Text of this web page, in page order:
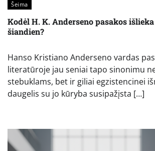
Šeima
Kodėl H. K. Anderseno pasakos
šiandien?
Hanso Kristiano Anderseno vardas
literatūroje jau seniai tapo sinonimu
stebuklams, bet ir giliai egzistencinei
daugelis su jo kūryba susipažįsta […]